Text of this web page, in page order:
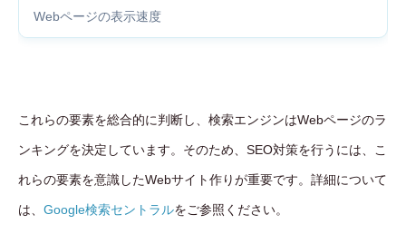
Webページの表示速度
これらの要素を総合的に判断し、検索エンジンはWebページのラ
ンキングを決定しています。そのため、SEO対策を行うには、こ
れらの要素を意識したWebサイト作りが重要です。詳細について
は、 Google検索セントラルをご参照ください。